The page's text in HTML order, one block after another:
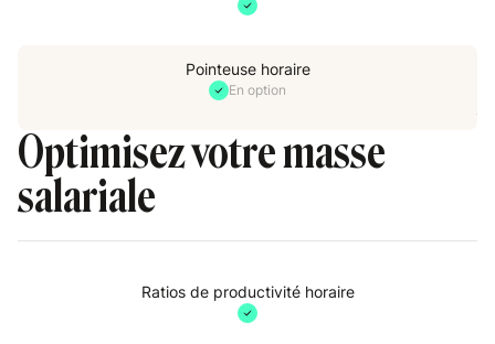
Pointeuse horaire
En option
Optimisez votre masse
salariale
Ratios de productivité horaire